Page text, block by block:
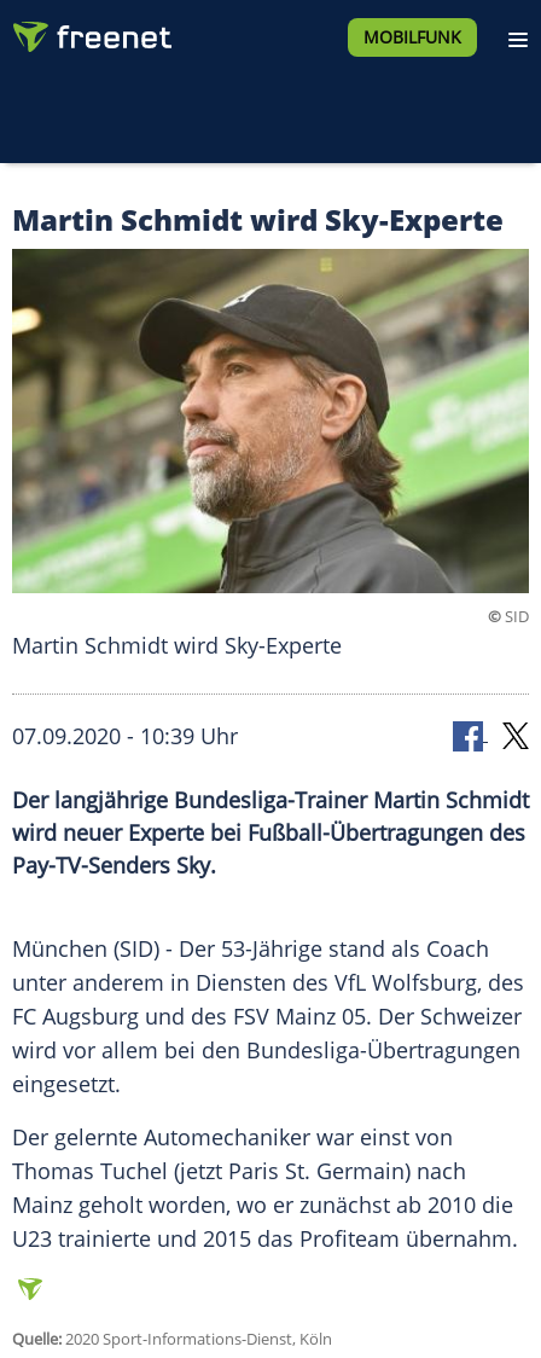
MOBILFUNK
Martin Schmidt wird Sky-Experte
©SID
Martin Schmidt wird Sky-Experte
07.09.2020 - 10:39 Uhr
Der langjährige Bundesliga-Trainer Martin Schmidt
wird neuer Experte bei Fußball-Übertragungen des
Pay-TV-Senders Sky.
München (SID) - Der 53-Jährige stand als Coach
unter anderem in Diensten des VfL Wolfsburg, des
FC Augsburg und des FSV Mainz 05. Der Schweizer
wird vor allem bei den Bundesliga-Übertragungen
eingesetzt.
Der gelernte Automechaniker war einst von
Thomas Tuchel (jetzt Paris St. Germain) nach
Mainz geholt worden, wo er zunächst ab 2010 die
U23 trainierte und 2015 das Profiteam übernahm.
Quelle:2020 Sport-Informations-Dienst, Köln